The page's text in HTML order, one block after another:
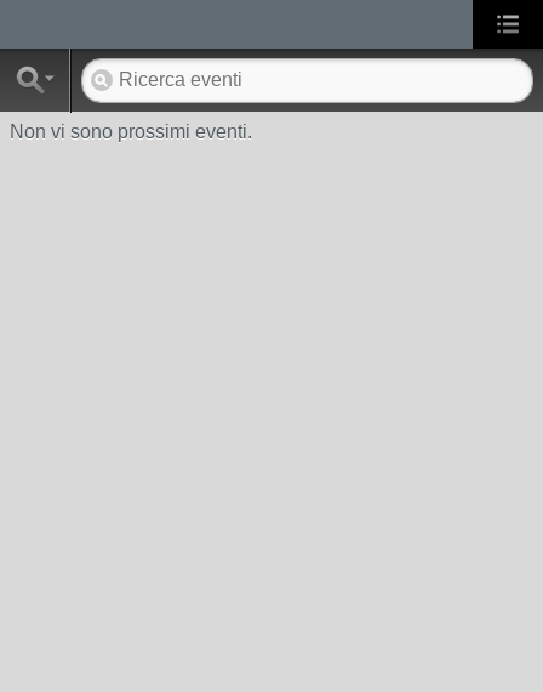
Non vi sono prossimi eventi.